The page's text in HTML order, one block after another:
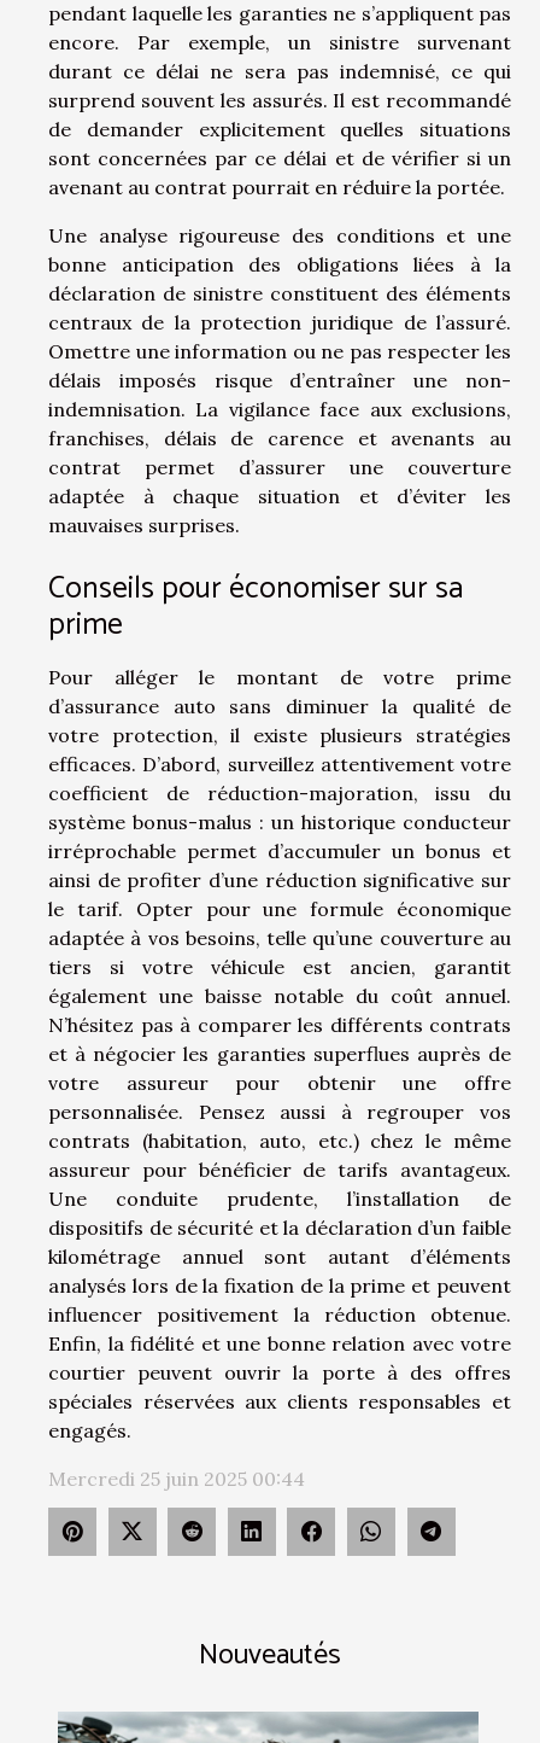
Nouveautés
pendant laquelle les garanties ne s’appliquent pas
encore. Par exemple, un sinistre survenant
durant ce délai ne sera pas indemnisé, ce qui
surprend souvent les assurés. Il est recommandé
de demander explicitement quelles situations
sont concernées par ce délai et de vérifier si un
avenant au contrat pourrait en réduire la portée.
Une analyse rigoureuse des conditions et une
bonne anticipation des obligations liées à la
déclaration de sinistre constituent des éléments
centraux de la protection juridique de l’assuré.
Omettre une information ou ne pas respecter les
délais imposés risque d’entraîner une non-
indemnisation. La vigilance face aux exclusions,
franchises, délais de carence et avenants au
contrat permet d’assurer une couverture
adaptée à chaque situation et d’éviter les
mauvaises surprises.
Conseils pour économiser sur sa
prime
Pour alléger le montant de votre prime
d’assurance auto sans diminuer la qualité de
votre protection, il existe plusieurs stratégies
efficaces. D’abord, surveillez attentivement votre
coefficient de réduction-majoration, issu du
système bonus-malus : un historique conducteur
irréprochable permet d’accumuler un bonus et
ainsi de profiter d’une réduction significative sur
le tarif. Opter pour une formule économique
adaptée à vos besoins, telle qu’une couverture au
tiers si votre véhicule est ancien, garantit
également une baisse notable du coût annuel.
N’hésitez pas à comparer les différents contrats
et à négocier les garanties superflues auprès de
votre assureur pour obtenir une offre
personnalisée. Pensez aussi à regrouper vos
contrats (habitation, auto, etc.) chez le même
assureur pour bénéficier de tarifs avantageux.
Une conduite prudente, l’installation de
dispositifs de sécurité et la déclaration d’un faible
kilométrage annuel sont autant d’éléments
analysés lors de la fixation de la prime et peuvent
influencer positivement la réduction obtenue.
Enfin, la fidélité et une bonne relation avec votre
courtier peuvent ouvrir la porte à des offres
spéciales réservées aux clients responsables et
engagés.
Mercredi 25 juin 2025 00:44